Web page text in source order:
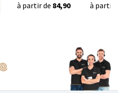
à partir de 84,90 à partir